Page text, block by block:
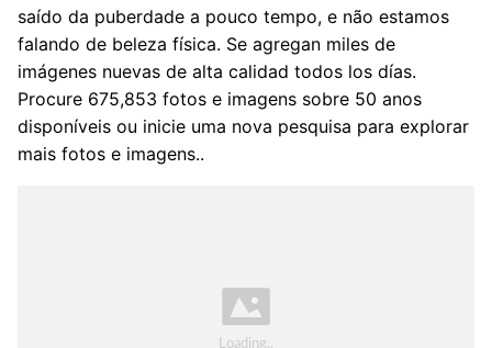
saído da puberdade a pouco tempo, e não estamos
falando de beleza física. Se agregan miles de
imágenes nuevas de alta calidad todos los días.
Procure 675,853 fotos e imagens sobre 50 anos
disponíveis ou inicie uma nova pesquisa para explorar
mais fotos e imagens..